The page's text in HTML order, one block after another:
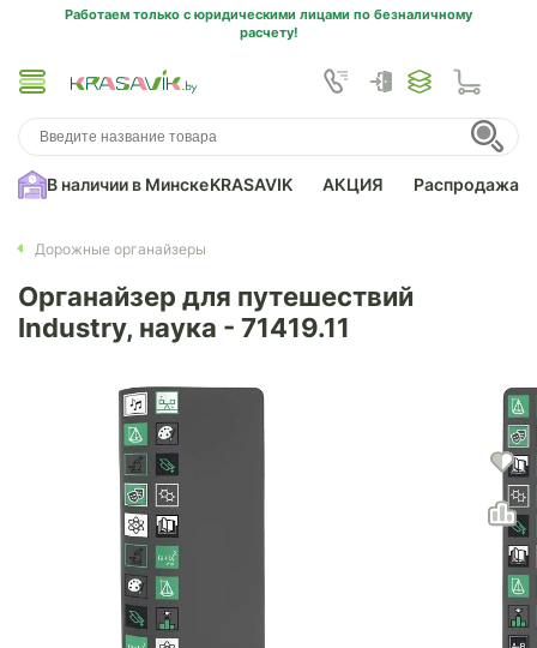
Работаем только с юридическими лицами по безналичному
расчету!
В наличии в МинскеKRASAVIK АКЦИЯ Распродажа
Дорожные органайзеры
Органайзер для путешествий
Industry, наука - 71419.11